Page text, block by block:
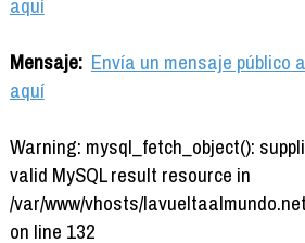
Mensaje: Envía un mensaje público
aquí
Warning: mysql_fetch_object():
valid MySQL result resource in
/var/www/vhosts/
on line 132